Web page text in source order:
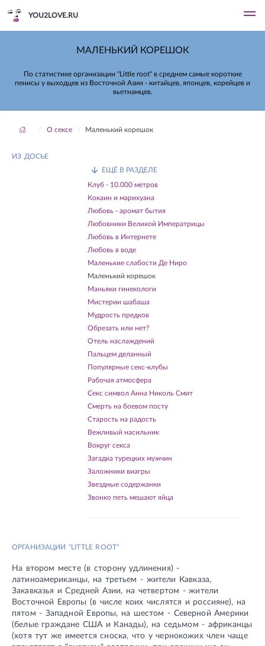
YOU2LOVE.RU
МАЛЕНЬКИЙ КОРЕШОК
По статистике организации "Little root" в среднем самые короткие
пенисы у выходцев из Восточной Азии - китайцев, японцев, корейцев и
вьетнамцев.
О сексе Маленький корешок
ЕЩЁ В РАЗДЕЛЕ
Клуб - 10.000 метров
Кокаин и марихуана
Любовь - аромат бытия
Любовники Великой Императрицы
Любовь в Интернете
Любовь в воде
Маленькие слабости Де Ниро
Маленький корешок
Маньяки гинекологи
Мистерии шабаша
Мудрость предков
Обрезать или нет?
Отель наслаждений
Пальцем деланный
Популярные секс-клубы
Рабочая атмосфера
Секс символ Анна Николь Смит
Смерть на боевом посту
Старость на радость
Вежливый насильник
Вокруг секса
Загадка турецких мужчин
Заложники виагры
Звездные содержанки
Звонко петь мешают яйца
ИЗ ДОСЬЕ
ОРГАНИЗАЦИИ "LITTLE ROOT"
На втором месте (в сторону удлинения) -
латиноамериканцы, на третьем - жители Кавказа,
Закавказья и Средней Азии, на четвертом - жители
Восточной Европы (в числе коих числятся и россияне), на
пятом - Западной Европы, на шестом - Северной Америки
(белые граждане США и Канады), на седьмом - африканцы
(хотя тут же имеется сноска, что у чернокожих член чаще